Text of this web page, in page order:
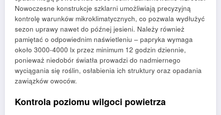
Nowoczesne konstrukcje szklarni umożliwiają precyzyjną
kontrolę warunków mikroklimatycznych, co pozwala wydłużyć
sezon uprawy nawet do późnej jesieni. Należy również
pamiętać o odpowiednim naświetleniu – papryka wymaga
około 3000-4000 lx przez minimum 12 godzin dziennie,
ponieważ niedobór światła prowadzi do nadmiernego
wyciągania się roślin, osłabienia ich struktury oraz opadania
zawiązków owoców.
Kontrola poziomu wilgoci powietrza